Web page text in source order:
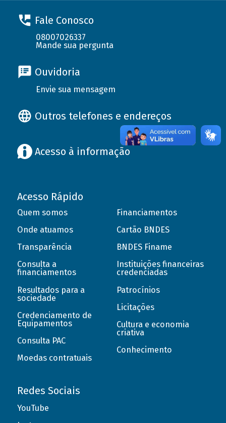
Fale Conosco
08007026337
Mande sua pergunta
Ouvidoria
Envie sua mensagem
Outros telefones e endereços
Acesso à informação
Acesso Rápido
Quem somos
Onde atuamos
Transparência
Consulta a
financiamentos
Resultados para a
sociedade
Credenciamento de
Equipamentos
Consulta PAC
Moedas contratuais
Financiamentos
Cartão BNDES
BNDES Finame
Instituições financeiras
credenciadas
Patrocínios
Licitações
Cultura e economia
criativa
Conhecimento
Redes Sociais
YouTube